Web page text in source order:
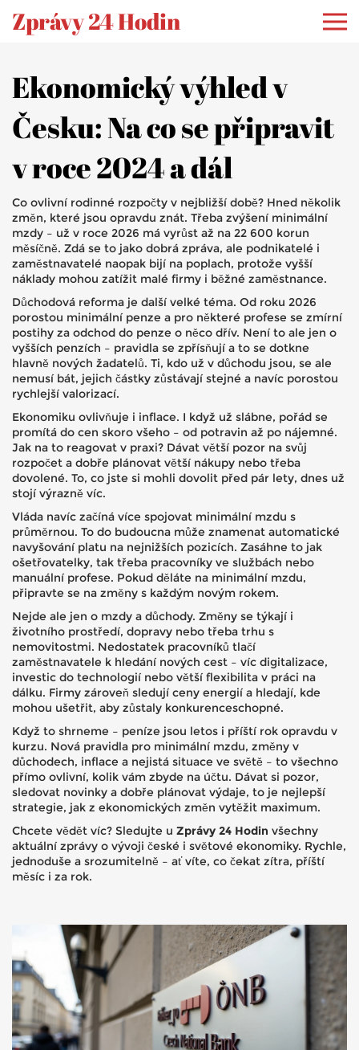
Zprávy 24 Hodin
Ekonomický výhled v
Česku: Na co se připravit
v roce 2024 a dál
Co ovlivní rodinné rozpočty v nejbližší době? Hned několik
změn, které jsou opravdu znát. Třeba zvýšení minimální
mzdy – už v roce 2026 má vyrůst až na 22 600 korun
měsíčně. Zdá se to jako dobrá zpráva, ale podnikatelé i
zaměstnavatelé naopak bijí na poplach, protože vyšší
náklady mohou zatížit malé firmy i běžné zaměstnance.
Důchodová reforma je další velké téma. Od roku 2026
porostou minimální penze a pro některé profese se zmírní
postihy za odchod do penze o něco dřív. Není to ale jen o
vyšších penzích – pravidla se zpřísňují a to se dotkne
hlavně nových žadatelů. Ti, kdo už v důchodu jsou, se ale
nemusí bát, jejich částky zůstávají stejné a navíc porostou
rychlejší valorizací.
Ekonomiku ovlivňuje i inflace. I když už slábne, pořád se
promítá do cen skoro všeho – od potravin až po nájemné.
Jak na to reagovat v praxi? Dávat větší pozor na svůj
rozpočet a dobře plánovat větší nákupy nebo třeba
dovolené. To, co jste si mohli dovolit před pár lety, dnes už
stojí výrazně víc.
Vláda navíc začíná více spojovat minimální mzdu s
průměrnou. To do budoucna může znamenat automatické
navyšování platu na nejnižších pozicích. Zasáhne to jak
ošetřovatelky, tak třeba pracovníky ve službách nebo
manuální profese. Pokud děláte na minimální mzdu,
připravte se na změny s každým novým rokem.
Nejde ale jen o mzdy a důchody. Změny se týkají i
životního prostředí, dopravy nebo třeba trhu s
nemovitostmi. Nedostatek pracovníků tlačí
zaměstnavatele k hledání nových cest – víc digitalizace,
investic do technologií nebo větší flexibilita v práci na
dálku. Firmy zároveň sledují ceny energií a hledají, kde
mohou ušetřit, aby zůstaly konkurenceschopné.
Když to shrneme – peníze jsou letos i příští rok opravdu v
kurzu. Nová pravidla pro minimální mzdu, změny v
důchodech, inflace a nejistá situace ve světě – to všechno
přímo ovlivní, kolik vám zbyde na účtu. Dávat si pozor,
sledovat novinky a dobře plánovat výdaje, to je nejlepší
strategie, jak z ekonomických změn vytěžit maximum.
Chcete vědět víc? Sledujte u Zprávy 24 Hodin všechny
aktuální zprávy o vývoji české i světové ekonomiky. Rychle,
jednoduše a srozumitelně – ať víte, co čekat zítra, příští
měsíc i za rok.